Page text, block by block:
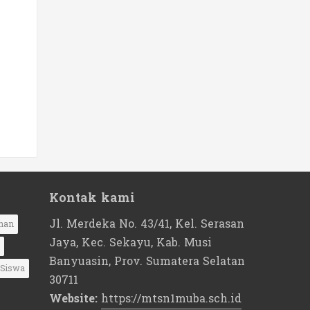
Siswa
Kontak kami
Jl. Merdeka No. 43/41, Kel. Serasan
Jaya, Kec. Sekayu, Kab. Musi
Banyuasin, Prov. Sumatera Selatan
30711
Website: https://mtsn1muba.sch.id